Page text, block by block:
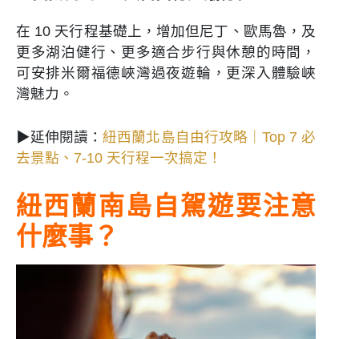
在 10 天行程基礎上，增加但尼丁、歐馬魯，及
更多湖泊健行、更多適合步行與休憩的時間，
可安排米爾福德峽灣過夜遊輪，更深入體驗峽
灣魅力。
▶延伸閱讀：紐西蘭北島自由行攻略｜Top 7 必
去景點、7-10 天行程一次搞定！
紐西蘭南島自駕遊要注意
什麼事？